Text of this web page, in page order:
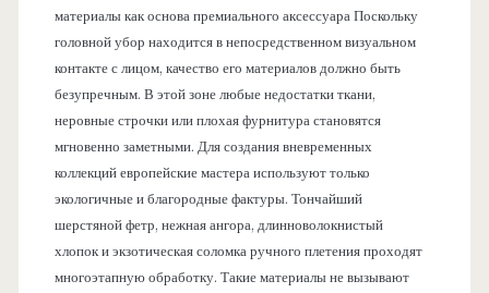
материалы как основа премиального аксессуара Поскольку
головной убор находится в непосредственном визуальном
контакте с лицом, качество его материалов должно быть
безупречным. В этой зоне любые недостатки ткани,
неровные строчки или плохая фурнитура становятся
мгновенно заметными. Для создания вневременных
коллекций европейские мастера используют только
экологичные и благородные фактуры. Тончайший
шерстяной фетр, нежная ангора, длинноволокнистый
хлопок и экзотическая соломка ручного плетения проходят
многоэтапную обработку. Такие материалы не вызывают